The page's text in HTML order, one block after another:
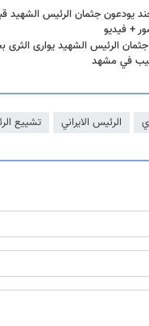
يودعون جثمان الرئيس الشهيد
+ فيديو
الرئيس الشهيد يوارى الثرى
في مشهد
الرئيس الايراني تشييع